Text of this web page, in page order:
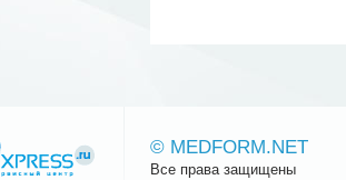
© MEDFORM.NET
Все права защищены